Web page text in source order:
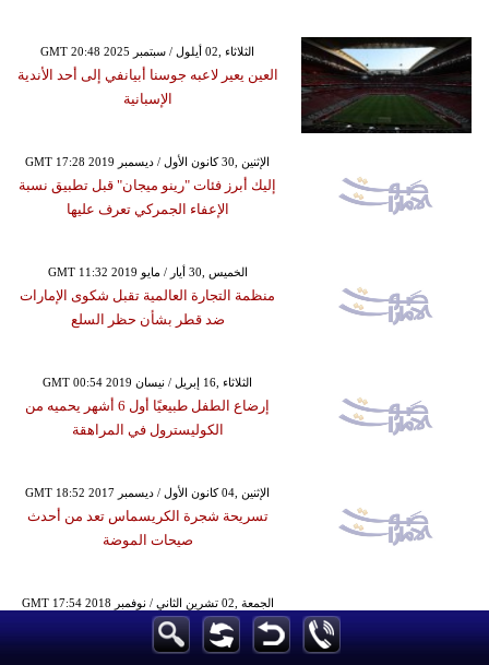
GMT 20:48 2025 الثلاثاء ,02 أيلول / سبتمبر
العين يعير لاعبه جوسنا أبيانفي إلى أحد الأندية
الإسبانية
GMT 17:28 2019 الإثنين ,30 كانون الأول / ديسمبر
إليك أبرز فئات "رينو ميجان" قبل تطبيق نسبة
الإعفاء الجمركي تعرف عليها
GMT 11:32 2019 الخميس ,30 أيار / مايو
منظمة التجارة العالمية تقبل شكوى الإمارات
ضد قطر بشأن حظر السلع
GMT 00:54 2019 الثلاثاء ,16 إبريل / نيسان
إرضاع الطفل طبيعيًا أول 6 أشهر يحميه من
الكوليسترول في المراهقة
GMT 18:52 2017 الإثنين ,04 كانون الأول / ديسمبر
تسريحة شجرة الكريسماس تعد من أحدث
صيحات الموضة
GMT 17:54 2018 الجمعة ,02 تشرين الثاني / نوفمبر
الصافي يؤكد جاهزية لاعبات "طائرة الأهلي"
لمواجهة الطيران